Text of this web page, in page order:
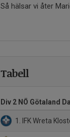
Så hälsar vi åter
Tabell
Div 2 NÖ Götaland
1. IFK Wreta